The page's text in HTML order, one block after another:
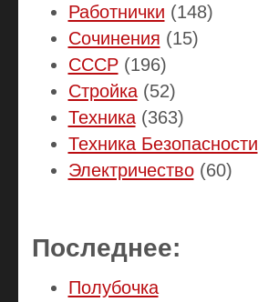
Работнички (148)
Сочинения (15)
СССР(196)
Стройка(52)
Техника(363)
Техника Безопасности
Электричество(60)
Последнее:
Полубочка